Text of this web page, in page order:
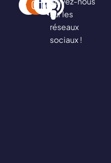
sur les
réseaux
sociaux !